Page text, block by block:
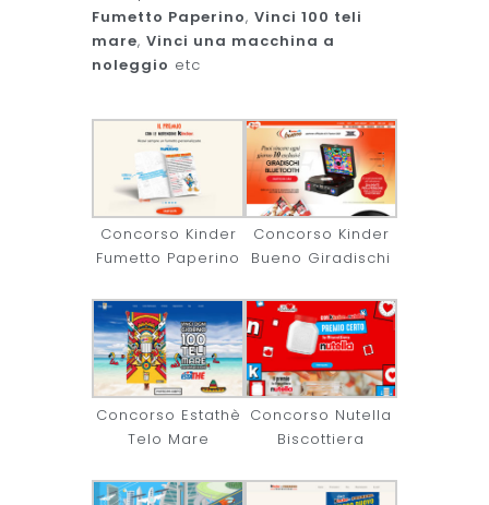
Fumetto Paperino, Vinci 100 teli
mare, Vinci una macchina a
noleggio etc
Concorso Kinder
Fumetto Paperino
Concorso Kinder
Bueno Giradischi
Concorso Estathè
Telo Mare
Concorso Nutella
Biscottiera